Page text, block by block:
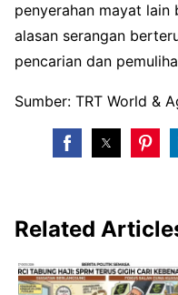
penyerahan mayat
alasan serangan
pencarian dan
Sumber: TRT World &
Related